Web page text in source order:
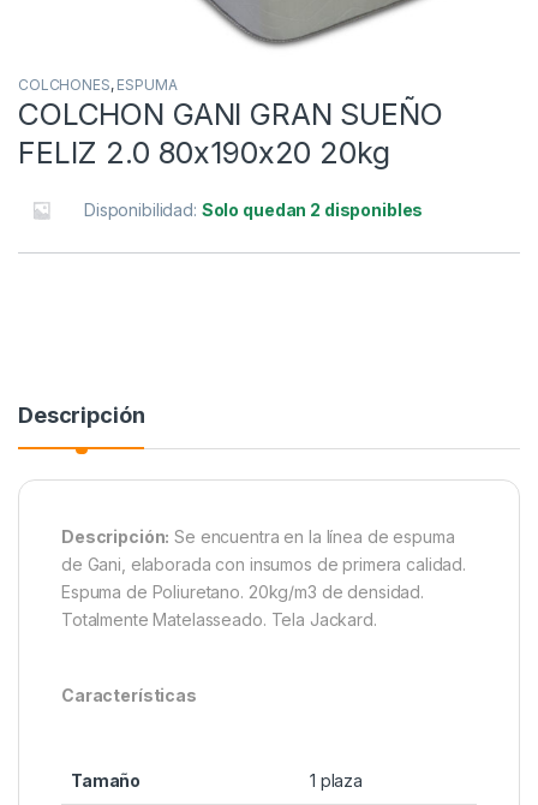
COLCHONES, ESPUMA
COLCHON GANI GRAN SUEÑO
FELIZ 2.0 80x190x20 20kg
Disponibilidad: Solo quedan 2 disponibles
Descripción
Descripción: Se encuentra en la línea de espuma
de Gani, elaborada con insumos de primera calidad.
Espuma de Poliuretano. 20kg/m3 de densidad.
Totalmente Matelasseado. Tela Jackard.
Características
Tamaño 1 plaza